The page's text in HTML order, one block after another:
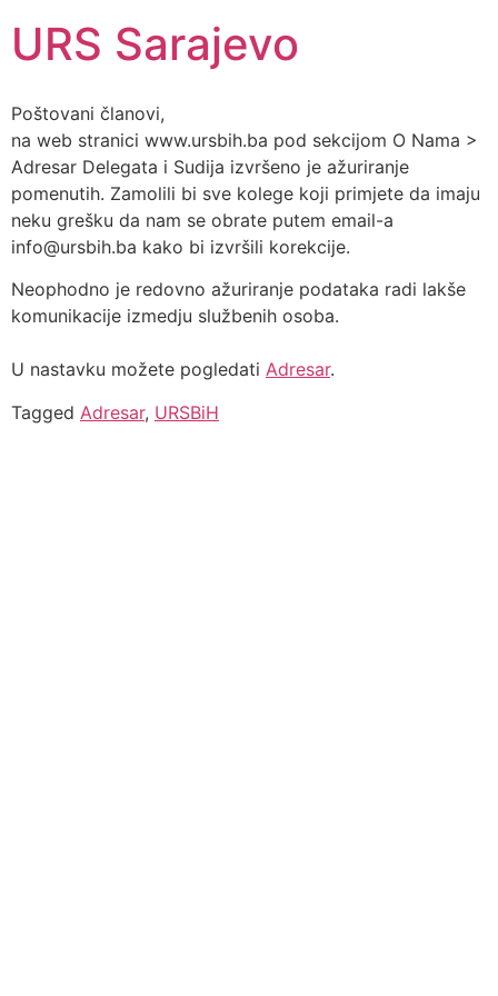
URS Sarajevo
Poštovani članovi,
na web stranici www.ursbih.ba pod sekcijom O Nama >
Adresar Delegata i Sudija izvršeno je ažuriranje
pomenutih. Zamolili bi sve kolege koji primjete da imaju
neku grešku da nam se obrate putem email-a
info@ursbih.ba kako bi izvršili korekcije.
Neophodno je redovno ažuriranje podataka radi lakše
komunikacije izmedju službenih osoba.
U nastavku možete pogledati Adresar.
Tagged Adresar, URSBiH